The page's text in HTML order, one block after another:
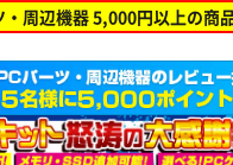
・周辺機器 5,000円以上の商